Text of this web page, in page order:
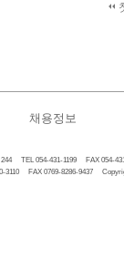
채용정보
244 TEL 054-431-1199 FAX 054-
FAX 0769-8286-9437